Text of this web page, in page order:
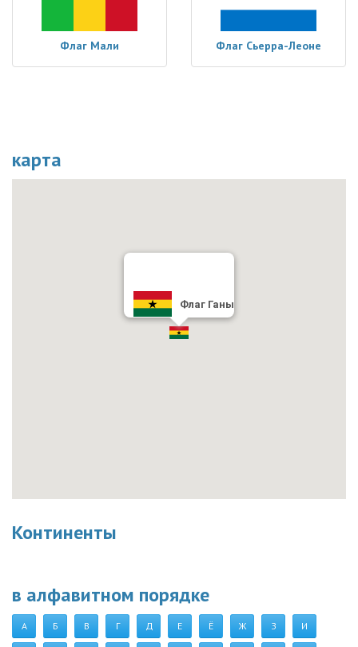
Флаг Мали Флаг Сьерра-Леоне
карта
Флаг Ганы
Континенты
в алфавитном порядке
А Б В Г Д Е Ё Ж З И